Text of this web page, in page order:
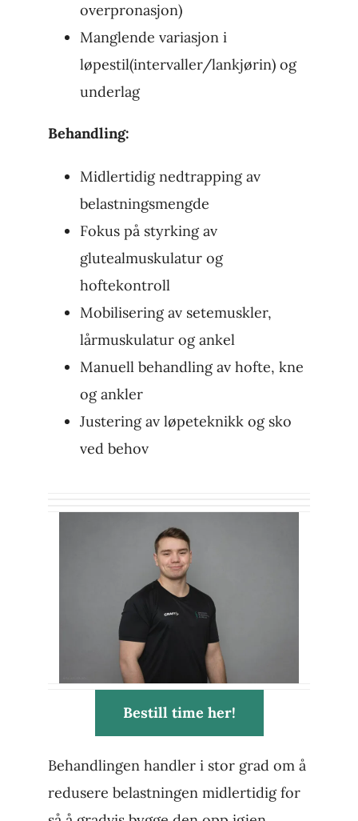
overpronasjon)
Manglende variasjon i
løpestil(intervaller/lankjørin) og
underlag
Behandling:
Midlertidig nedtrapping av
belastningsmengde
Fokus på styrking av
glutealmuskulatur og
hoftekontroll
Mobilisering av setemuskler,
lårmuskulatur og ankel
Manuell behandling av hofte, kne
og ankler
Justering av løpeteknikk og sko
ved behov
Bestill time her!
Behandlingen handler i stor grad om å
redusere belastningen midlertidig for